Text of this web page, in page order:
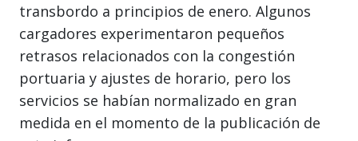
transbordo a principios de enero. Algunos
cargadores experimentaron pequeños
retrasos relacionados con la congestión
portuaria y ajustes de horario, pero los
servicios se habían normalizado en gran
medida en el momento de la publicación de